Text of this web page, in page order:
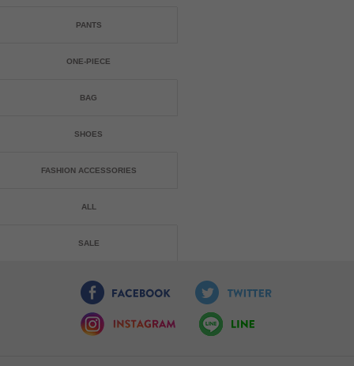
PANTS
ONE-PIECE
BAG
SHOES
FASHION ACCESSORIES
ALL
SALE